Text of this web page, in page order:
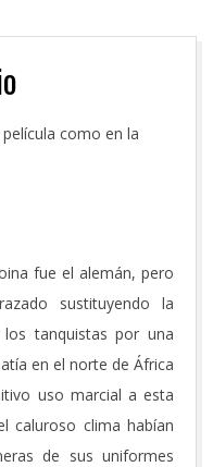
como en la
fue el alemán, pero
sustituyendo la
tanquistas por una
en el norte de África
uso marcial a esta
caluroso clima habían
de sus uniformes